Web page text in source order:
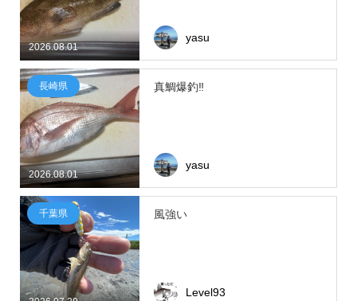
2026.08.01
yasu
2026.08.01
長崎県 真鯛爆釣‼
yasu
千葉県 風強い
Level93